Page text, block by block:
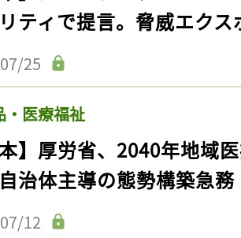
ティで提言。脅威エク
25
・医療福祉
本】厚労省、2040年地域
治体主導の態勢構築急務
12